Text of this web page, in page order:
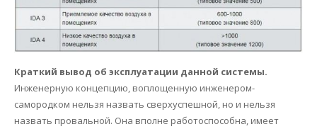
Краткий вывод об эксплуатации данной системы.
Инженерную концепцию, воплощенную инженером-
самородком нельзя назвать сверхуспешной, но и нельзя
назвать провальной. Она вполне работоспособна, имеет